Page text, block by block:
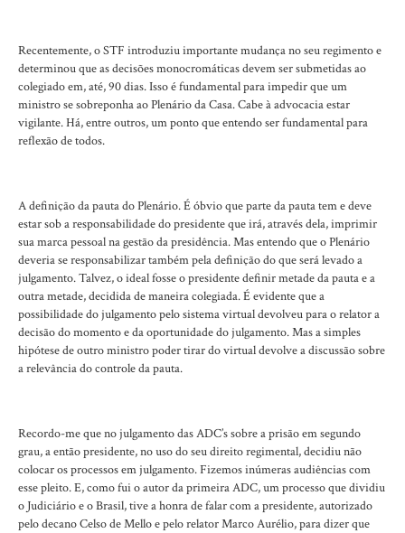
Recentemente, o STF introduziu importante mudança no seu regimento e
determinou que as decisões monocromáticas devem ser submetidas ao
colegiado em, até, 90 dias. Isso é fundamental para impedir que um
ministro se sobreponha ao Plenário da Casa. Cabe à advocacia estar
vigilante. Há, entre outros, um ponto que entendo ser fundamental para
reflexão de todos.
A definição da pauta do Plenário. É óbvio que parte da pauta tem e deve
estar sob a responsabilidade do presidente que irá, através dela, imprimir
sua marca pessoal na gestão da presidência. Mas entendo que o Plenário
deveria se responsabilizar também pela definição do que será levado a
julgamento. Talvez, o ideal fosse o presidente definir metade da pauta e a
outra metade, decidida de maneira colegiada. É evidente que a
possibilidade do julgamento pelo sistema virtual devolveu para o relator a
decisão do momento e da oportunidade do julgamento. Mas a simples
hipótese de outro ministro poder tirar do virtual devolve a discussão sobre
a relevância do controle da pauta.
Recordo-me que no julgamento das ADC’s sobre a prisão em segundo
grau, a então presidente, no uso do seu direito regimental, decidiu não
colocar os processos em julgamento. Fizemos inúmeras audiências com
esse pleito. E, como fui o autor da primeira ADC, um processo que dividiu
o Judiciário e o Brasil, tive a honra de falar com a presidente, autorizado
pelo decano Celso de Mello e pelo relator Marco Aurélio, para dizer que